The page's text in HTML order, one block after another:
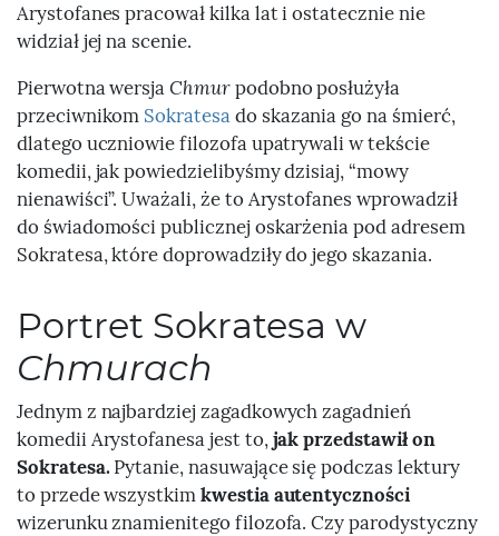
Arystofanes pracował kilka lat i ostatecznie nie
widział jej na scenie.
Pierwotna wersjaChmurpodobno posłużyła
przeciwnikom Sokratesado skazania go na śmierć,
dlatego uczniowie filozofa upatrywali w tekście
komedii, jak powiedzielibyśmy dzisiaj, “mowy
nienawiści”. Uważali, że to Arystofanes wprowadził
do świadomości publicznej oskarżenia pod adresem
Sokratesa, które doprowadziły do jego skazania.
Portret Sokratesa w
Chmurach
Jednym z najbardziej zagadkowych zagadnień
komedii Arystofanesa jest to,jak przedstawił on
Sokratesa.Pytanie, nasuwające się podczas lektury
to przede wszystkimkwestia autentyczności
wizerunku znamienitego filozofa. Czy parodystyczny